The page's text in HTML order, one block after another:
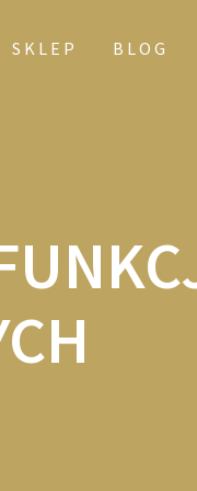
SKLEP BLOG